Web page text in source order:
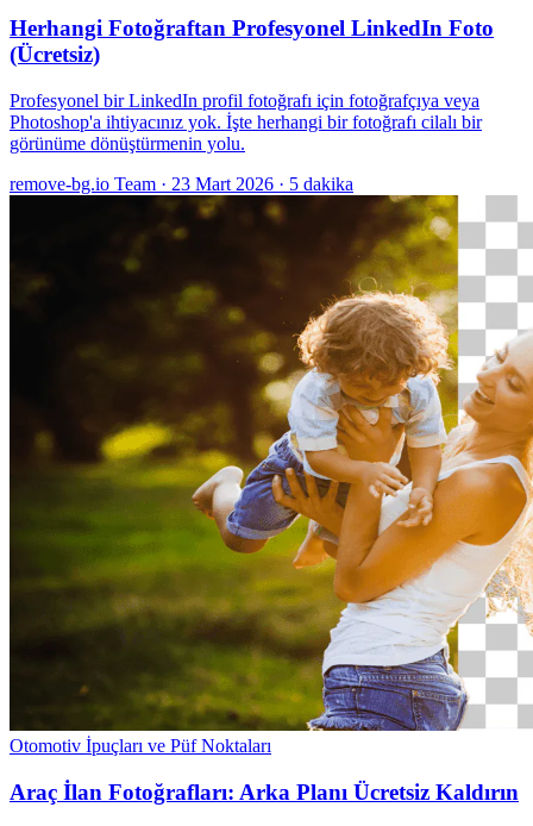
Herhangi Fotoğraftan Profesyonel LinkedIn Foto
(Ücretsiz)
Profesyonel bir LinkedIn profil fotoğrafı için fotoğrafçıya veya
Photoshop'a ihtiyacınız yok. İşte herhangi bir fotoğrafı cilalı bir
görünüme dönüştürmenin yolu.
remove-bg.io Team · 23 Mart 2026 · 5 dakika
Otomotiv İpuçları ve Püf Noktaları
Araç İlan Fotoğrafları: Arka Planı Ücretsiz Kaldırın